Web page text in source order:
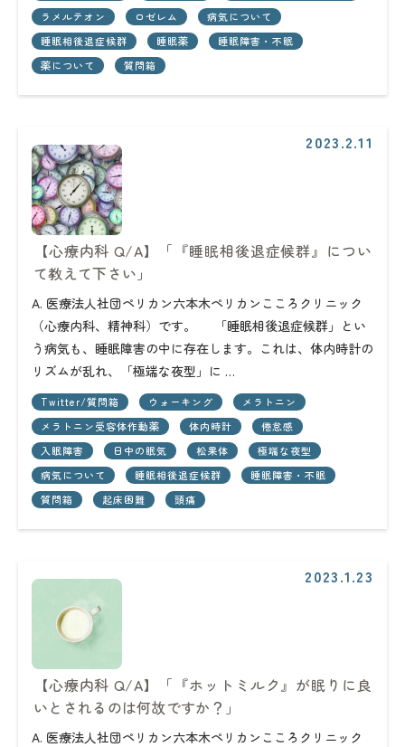
ラメルテオン
ロゼレム
病気について
睡眠相後退症候群
睡眠薬
睡眠障害・不眠
薬について
質問箱
2023.2.11
【心療内科 Q/A】「『睡眠相後退症候群』につい
て教えて下さい」
A. 医療法人社団ペリカン六本木ペリカンこころクリニック
（心療内科、精神科）です。 「睡眠相後退症候群」とい
う病気も、睡眠障害の中に存在します。これは、体内時計の
リズムが乱れ、「極端な夜型」に …
Twitter/質問箱 ウォーキング
メラトニン
メラトニン受容体作動薬
体内時計
倦怠感
入眠障害
日中の眠気 松果体
極端な夜型
病気について
睡眠相後退症候群
睡眠障害・不眠
質問箱
起床困難 頭痛
2023.1.23
【心療内科 Q/A】「『ホットミルク』が眠りに良
いとされるのは何故ですか？」
A. 医療法人社団ペリカン六本木ペリカンこころクリニック